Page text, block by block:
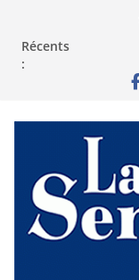
Récents
: